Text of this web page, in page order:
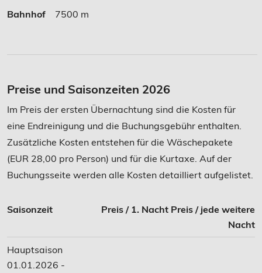
Bahnhof 7500 m
Preise und Saisonzeiten 2026
Im Preis der ersten Übernachtung sind die Kosten für
eine Endreinigung und die Buchungsgebühr enthalten.
Zusätzliche Kosten entstehen für die Wäschepakete
(EUR 28,00 pro Person) und für die Kurtaxe. Auf der
Buchungsseite werden alle Kosten detailliert aufgelistet.
Saisonzeit Preis / 1. Nacht Preis / jede weitere
Nacht
Hauptsaison
01.01.2026 -